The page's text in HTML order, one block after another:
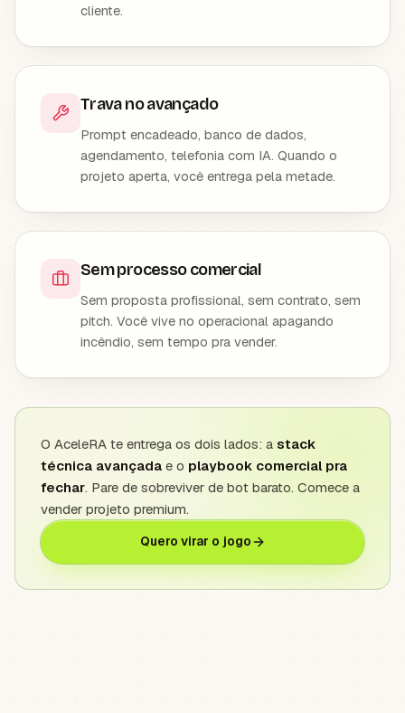
cliente.
Trava no avançado
Prompt encadeado, banco de dados,
agendamento, telefonia com IA. Quando o
projeto aperta, você entrega pela metade.
Sem processo comercial
Sem proposta profissional, sem contrato, sem
pitch. Você vive no operacional apagando
incêndio, sem tempo pra vender.
O AceleRA te entrega os dois lados: a stack
técnica avançada e o playbook comercial pra
fechar. Pare de sobreviver de bot barato. Comece a
vender projeto premium.
Quero virar o jogo